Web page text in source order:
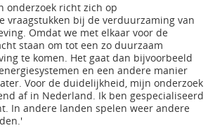
onderzoek richt zich op
vraagstukken bij de verduurzaming van
Omdat we met elkaar voor de
staan om tot een zo duurzaam
te komen. Het gaat dan bijvoorbeeld
en een andere manier
Voor de duidelijkheid, mijn onderzoek
af in Nederland. Ik ben gespecialiseerd
In andere landen spelen weer andere